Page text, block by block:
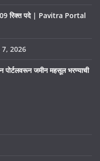
रिक्त पदे | Pavitra Portal
2026
पोर्टलवरून जमीन महसूल भरण्याची